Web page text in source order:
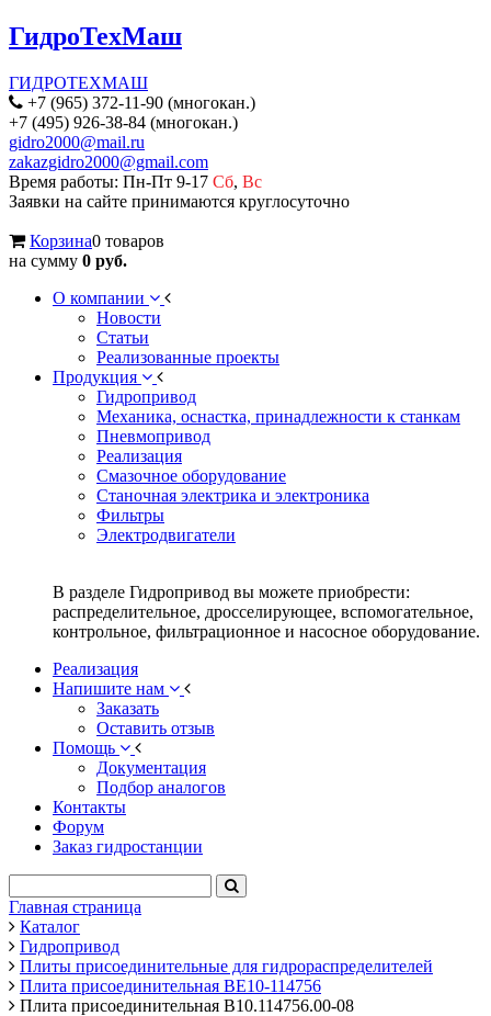
ГидроТехМаш
ГИДРОТЕХМАШ
+7 (965) 372-11-90 (многокан.)
+7 (495) 926-38-84 (многокан.)
gidro2000@mail.ru
zakazgidro2000@gmail.com
Время работы: Пн-Пт 9-17 Сб, Вс
Заявки на сайте принимаются круглосуточно
Корзина0 товаров
на сумму 0 руб.
О компании
Новости
Статьи
Реализованные проекты
Продукция
Гидропривод
Механика, оснастка, принадлежности к станкам
Пневмопривод
Реализация
Смазочное оборудование
Станочная электрика и электроника
Фильтры
Электродвигатели
В разделе Гидропривод вы можете приобрести:
распределительное, дросселирующее, вспомогательное,
контрольное, фильтрационное и насосное оборудование.
Реализация
Напишите нам
Заказать
Оставить отзыв
Помощь
Документация
Подбор аналогов
Контакты
Форум
Заказ гидростанции
Главная страница
Каталог
Гидропривод
Плиты присоединительные для гидрораспределителей
Плита присоединительная ВЕ10-114756
Плита присоединительная В10.114756.00-08